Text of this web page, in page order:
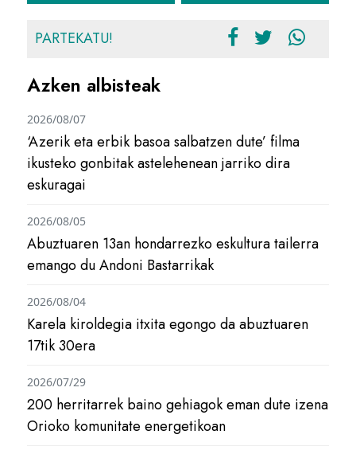
PARTEKATU!
Azken albisteak
‘Azerik eta erbik basoa salbatzen dute’ filma
ikusteko gonbitak astelehenean jarriko dira
eskuragai
2026/08/07
Abuztuaren 13an hondarrezko eskultura tailerra
emango du Andoni Bastarrikak
2026/08/05
Karela kiroldegia itxita egongo da abuztuaren
17tik 30era
2026/08/04
200 herritarrek baino gehiagok eman dute izena
Orioko komunitate energetikoan
2026/07/29